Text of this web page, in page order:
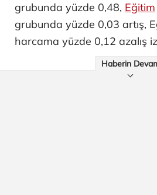
grubunda yüzde 0,48, Eğitim
grubunda yüzde 0,03 artış,
harcama yüzde 0,12 azalış
Haberin